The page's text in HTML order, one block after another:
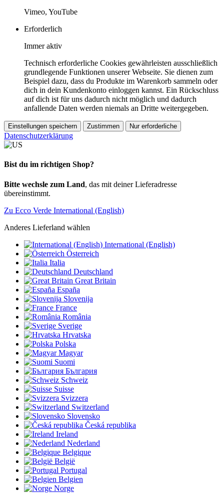
Vimeo, YouTube
Erforderlich
Immer aktiv
Technisch erforderliche Cookies gewährleisten ausschließlich
grundlegende Funktionen unserer Webseite. Sie dienen zum
Beispiel dazu, dass du Produkte im Warenkorb sammeln oder
dich in dein Kundenkonto einloggen kannst. Ein Rückschluss
auf dich ist für uns dadurch nicht möglich und dadurch
anfallende Daten werden niemals an Dritte weitergegeben.
Einstellungen speichern Zustimmen Nur erforderliche
Datenschutzerklärung
Bist du im richtigen Shop?
Bitte wechsle zum Land, das mit deiner Lieferadresse
übereinstimmt.
Zu Ecco Verde International (English)
Anderes Lieferland wählen
International (English)
Österreich
Italia
Deutschland
Great Britain
España
Slovenija
France
România
Sverige
Hrvatska
Polska
Magyar
Suomi
България
Schweiz
Suisse
Svizzera
Switzerland
Slovensko
Česká republika
Ireland
Nederland
Belgique
België
Portugal
Belgien
Norge